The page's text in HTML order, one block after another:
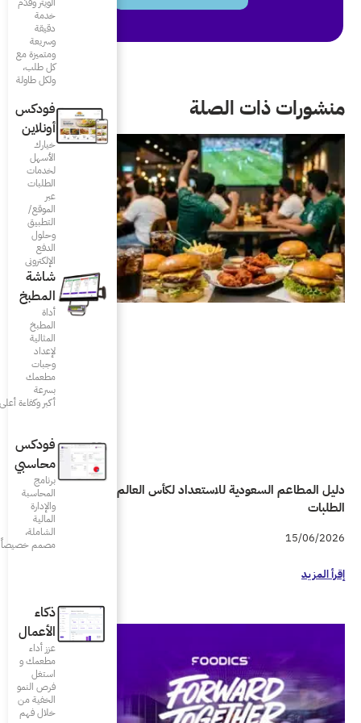
وسريعة
فودكس
خيارك
الأسهل
لخدمات
الطلبات
عبر
الموقع/
التطبيق
وحلول
الدفع
الإلكتروني
شاشة
المطبخ
المحاسبة
مطعمك و
استغل
فرص النمو
الخفية من
خلال فهم
دليل المطاعم السعودية للاستعداد لكأس العالم 2026 واحتواء زيادة